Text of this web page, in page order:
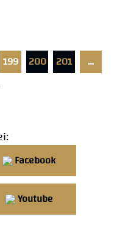
199 200 201
…
Facebook
Youtube